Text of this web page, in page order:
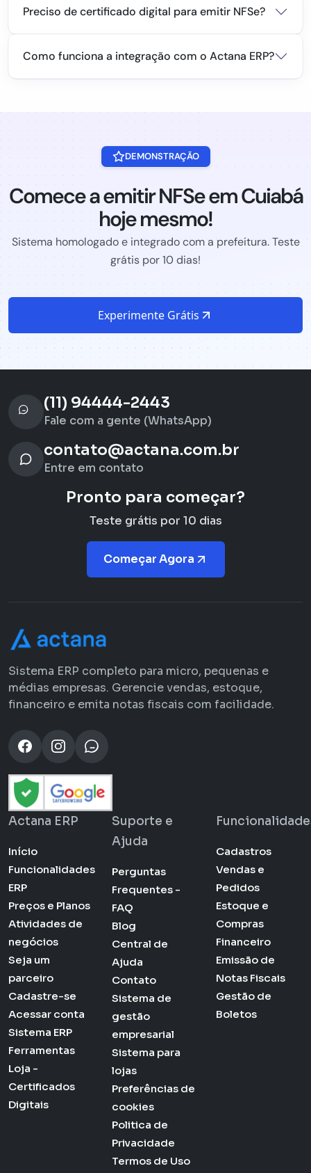
Preciso de certificado digital para emitir NFSe?
Como funciona a integração com o Actana ERP?
DEMONSTRAÇÃO
Comece a emitir NFSe em Cuiabá
hoje mesmo!
Sistema homologado e integrado com a prefeitura. Teste
grátis por 10 dias!
Experimente Grátis
(11) 94444-2443
Fale com a gente (WhatsApp)
contato@actana.com.br
Entre em contato
Pronto para começar?
Teste grátis por 10 dias
Começar Agora
Sistema ERP completo para micro, pequenas e
médias empresas. Gerencie vendas, estoque,
financeiro e emita notas fiscais com facilidade.
Actana ERP
Início
Funcionalidades
ERP
Preços e Planos
Atividades de
negócios
Seja um
parceiro
Cadastre-se
Acessar conta
Sistema ERP
Ferramentas
Loja -
Certificados
Digitais
Suporte e
Ajuda
Perguntas
Frequentes -
FAQ
Blog
Central de
Ajuda
Contato
Sistema de
gestão
empresarial
Sistema para
lojas
Preferências de
cookies
Politica de
Privacidade
Termos de Uso
Cadastros
Vendas e
Pedidos
Estoque e
Compras
Financeiro
Emissão de
Notas Fiscais
Gestão de
Boletos